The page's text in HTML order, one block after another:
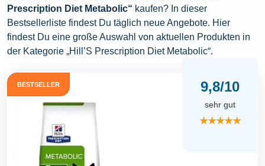
Prescription Diet Metabolic“ kaufen? In dieser
Bestsellerliste findest Du täglich neue Angebote. Hier
findest Du eine große Auswahl von aktuellen Produkten in
der Kategorie „Hill’S Prescription Diet Metabolic“.
BESTSELLER 9,8/10
sehr gut
★★★★★